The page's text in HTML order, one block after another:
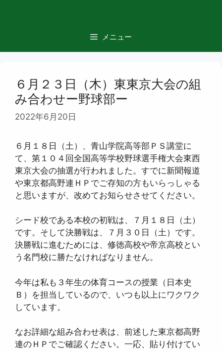
ツ
メニュー
６月２３日（木）東東京大会の組
み合わせー野球部ー
2022年6月20日
６月１８日（土）、青山学院高等部ＰＳ講堂に
て、第１０４回全国高等学校野球選手権大会東西
東京大会の抽選が行われました。すでに新聞報道
や東京都高野連ＨＰでご存知の方もいらっしゃる
と思いますが、改めてお知らせさせてください。
シード校である本校の初戦は、７月１８日（土）
です。そして決勝戦は、７月３０日（土）です。
決勝戦に進むためには、修徳高校や帝京高校とい
う名門校に勝たなければなりません。
今年は私も３年生の体育コースの授業（日本史
Ｂ）を担当しているので、いつも以上にワクワク
しています。
なお詳細な組み合わせ表は、前述した東京都高野
連のＨＰでご確認ください。一応、貼り付けてい